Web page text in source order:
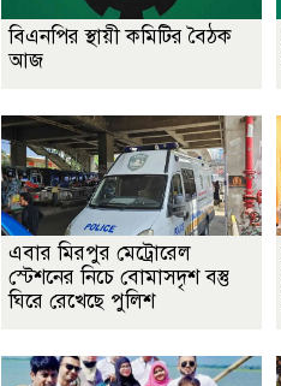
বিএনপির স্থায়ী কমিটির বৈঠক
আজ
এবার মিরপুর মেট্রোরেল
স্টেশনের নিচে বোমাসদৃশ বস্তু
ঘিরে রেখেছে পুলিশ